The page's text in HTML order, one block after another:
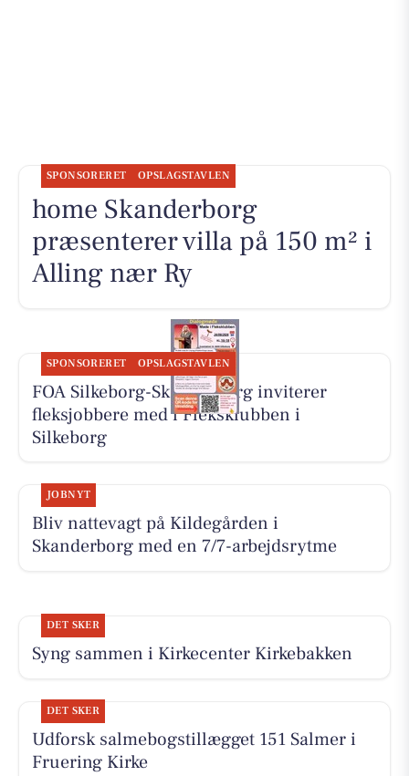
SPONSORERET OPSLAGSTAVLEN
home Skanderborg
præsenterer villa på 150 m² i
Alling nær Ry
SPONSORERET OPSLAGSTAVLEN
FOA Silkeborg-Skanderborg inviterer
fleksjobbere med i Fleksklubben i
Silkeborg
JOBNYT
Bliv nattevagt på Kildegården i
Skanderborg med en 7/7-arbejdsrytme
DET SKER
Syng sammen i Kirkecenter Kirkebakken
DET SKER
Udforsk salmebogstillægget 151 Salmer i
Fruering Kirke